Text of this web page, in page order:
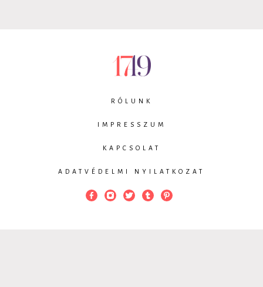
RÓLUNK
IMPRESSZUM
KAPCSOLAT
ADATVÉDELMI NYILATKOZAT